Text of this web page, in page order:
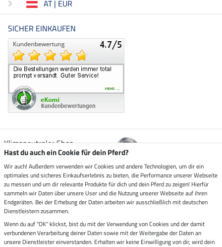
AT | EUR
SICHER EINKAUFEN
Klimaneutraler Shop
Zustellung durch
Sicher bezahlen mit
Vorkasse
Hast du auch ein Cookie für dein Pferd?
Wir auch! Außerdem verwenden wir Cookies und andere Technologien, um dir ein
optimales und sicheres Einkaufserlebnis zu bieten, die Performance unserer Webseite
zu messen und um dir relevante Produkte für dich und dein Pferd zu zeigen! Hierfür
sammeln wir Daten über unsere User und die Nutzung unserer Webseite auf ihren
Endgeräten. Bei der Erhebung der Daten arbeiten wir ausschließlich mit deutschen
Dienstleistern zusammen.
Wenn du auf "OK" klickst, bist du mit der Verwendung von Cookies und der damit
verbundenen Verarbeitung deiner Daten sowie mit der Weitergabe der Daten an
unsere Dienstleister einverstanden. Erhalten wir keine Einwilligung von dir, wird dein